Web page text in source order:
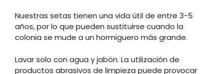
Nuestras setas tienen una vida útil de entre 3-5
años, por lo que pueden sustituirse cuando la
colonia se mude a un hormiguero más grande.
Lavar solo con agua y jabón. La utilización de
productos abrasivos de limpieza puede provocar